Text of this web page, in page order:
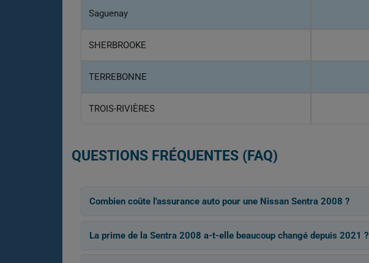
Saguenay
SHERBROOKE
TERREBONNE
TROIS-RIVIÈRES
QUESTIONS FRÉQUENTES (FAQ)
Combien coûte l'assurance auto pour une Nissan Sentra 2008 ?
La prime de la Sentra 2008 a-t-elle beaucoup changé depuis 2021 ?